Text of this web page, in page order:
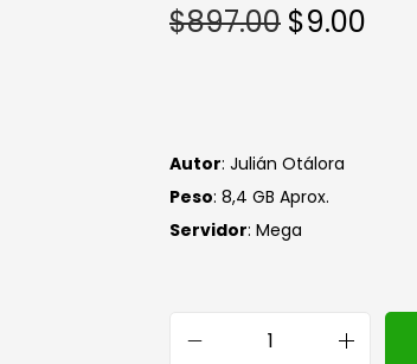
$897.00 $9.00
Autor: Julián Otálora
Peso: 8,4 GB Aprox.
Servidor: Mega